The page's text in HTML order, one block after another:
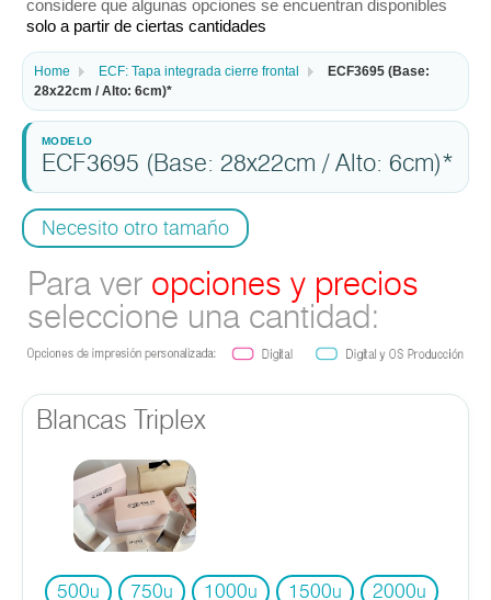
Home ECF: Tapa integrada cierre frontal
ECF3695 (Base:
28x22cm / Alto: 6cm)*
ECF3695 (Base: 28x22cm / Alto: 6cm)*
Necesito otro tamaño
Para ver opciones y precios
seleccione una cantidad:
Blancas Triplex
500u 750u 1000u 1500u 2000u
considere que algunas opciones se encuentran disponibles
solo a partir de ciertas cantidades